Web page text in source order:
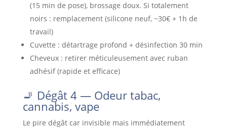
(15 min de pose), brossage doux. Si totalement
noirs : remplacement (silicone neuf, ~30€ + 1h de
travail)
Cuvette : détartrage profond + désinfection 30 min
Cheveux : retirer méticuleusement avec ruban
adhésif (rapide et efficace)
🚬 Dégât 4 — Odeur tabac,
cannabis, vape
Le pire dégât car invisible mais immédiatement